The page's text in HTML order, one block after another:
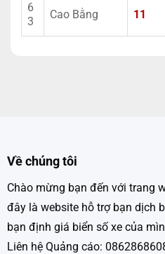
6
3
Cao Bằng 11
Về chúng tôi
Chào mừng bạn đến với trang
đây là website hỗ trợ bạn dịch
bạn định giá biển số xe của
Liên hệ Quảng cáo: